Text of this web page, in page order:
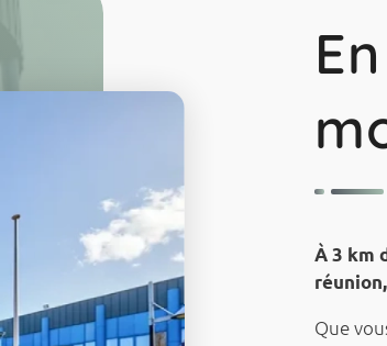
À 3 km
Que